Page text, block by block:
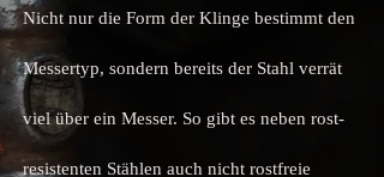
Nicht nur die Form der Klinge bestimmt den
Messertyp, sondern bereits der Stahl verrät
viel über ein Messer. So gibt es neben rost-